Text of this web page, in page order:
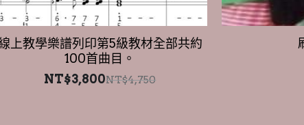
線上教學樂譜列印第5級教材全部共約
100首曲目。
NT$3,800NT$4,750